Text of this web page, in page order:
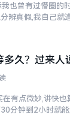
也曾有过懵圈的
辨真假,我自己就
多久？过来人
有点微妙,讲快
分钟到2小时就